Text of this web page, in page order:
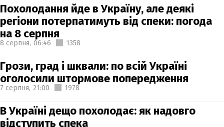
Похолодання йде в Україну, але деякі
регіони потерпатимуть від спеки: погода
на 8 серпня
8 серпня, 06:46 1358
Грози, град і шквали: по всій Україні
оголосили штормове попередження
7 серпня, 21:00 1978
В Україні дещо похолодає: як надовго
відступить спека